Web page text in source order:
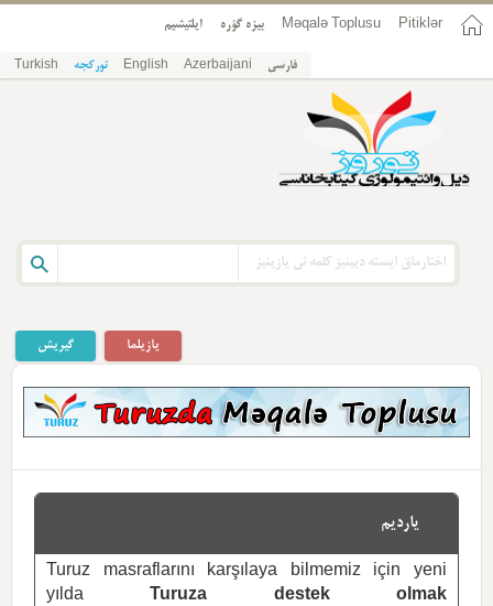
Pitiklər
Məqalə Toplusu بیزه گؤره ایلتیشیم
فارسی Azerbaijani
English تورکجه Turkish
گیریش یازیلما
یاردیم
Turuz masraflarını karşılaya bilmemiz için yeni
yılda
Turuza destek olmak